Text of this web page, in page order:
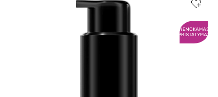
NEMOKAMAS
PRISTATYMAS